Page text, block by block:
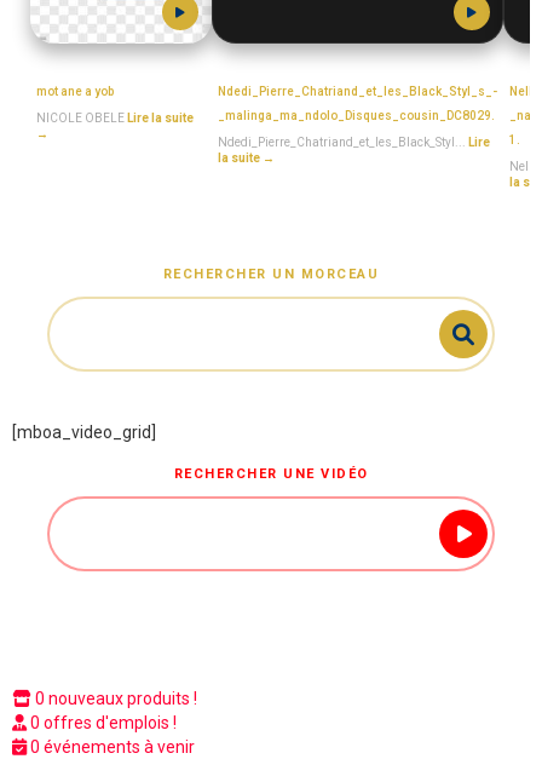
mot ane a yob
NICOLE OBELE Lire la suite
→
Ndedi_Pierre_Chatriand_et_les_Black_Styl_s_-
_malinga_ma_ndolo_Disques_cousin_DC8029.
Ndedi_Pierre_Chatriand_et_les_Black_Styl...
Lire
la suite →
1.
la
RECHERCHER UN MORCEAU
[mboa_video_grid]
RECHERCHER UNE VIDÉO
0 nouveaux produits !
0 offres d'emplois !
0 événements à venir